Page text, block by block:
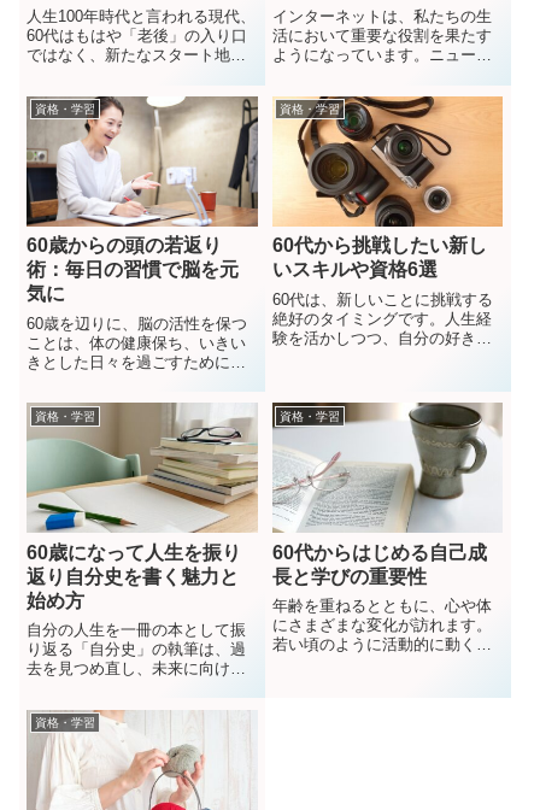
人生100年時代と言われる現代、
60代はもはや「老後」の入り口
ではなく、新たなスタート地点
る方も多い一方で、自由な時間
が増えるこの時期にこそ、これ
まで挑戦できなかったことや、
学び直しに取り組む絶好の機会
があります...
と
インターネットは、私たちの生
活において重要な役割を果たす
ようになっています。ニュー
らには趣味や友人との交流ま
で、ほぼすべてがオンラインで
行われる時代です。しかし、特
にシニア世代の方々にとって
は、こうしたネット社会...
資格・学習
60歳からの頭の若返り
術：毎日の習慣で脳を元
気に
60歳を辺りに、脳の活性を保つ
ことは、体の健康保ち、いきい
きとした日々を過ごすためにも
は、60歳以降の方が家でも始め
られる、脳を活性化する習慣を
５つご紹介します。簡単なこと
から始めて、毎日の生活にとり
いれてみましょ...
資格・学習
60代から挑戦したい新し
いスキルや資格6選
60代は、新しいことに挑戦する
絶好のタイミングです。人生経
験を活かしつつ、自分の好きな
は、60代から挑戦したいスキル
や資格をいくつかご紹介しま
す。デジタルス...
資格・学習
60歳になって人生を振り
返り自分史を書く魅力と
始め方
自分の人生を一冊の本として振
り返る「自分史」の執筆は、過
去を見つめ直し、未来に向けた
す。ただの思い出を書き連ねる
だけでなく、自分だけの物語を
形にすることで、大切な人や未
来の自分にとって特別な財産と
なります。この記...
資格・学習
60代からはじめる自己成
長と学びの重要性
年齢を重ねるとともに、心や体
にさまざまな変化が訪れます。
若い頃のように活動的に動くこ
内面的な成長に集中できる時期
資格・学習